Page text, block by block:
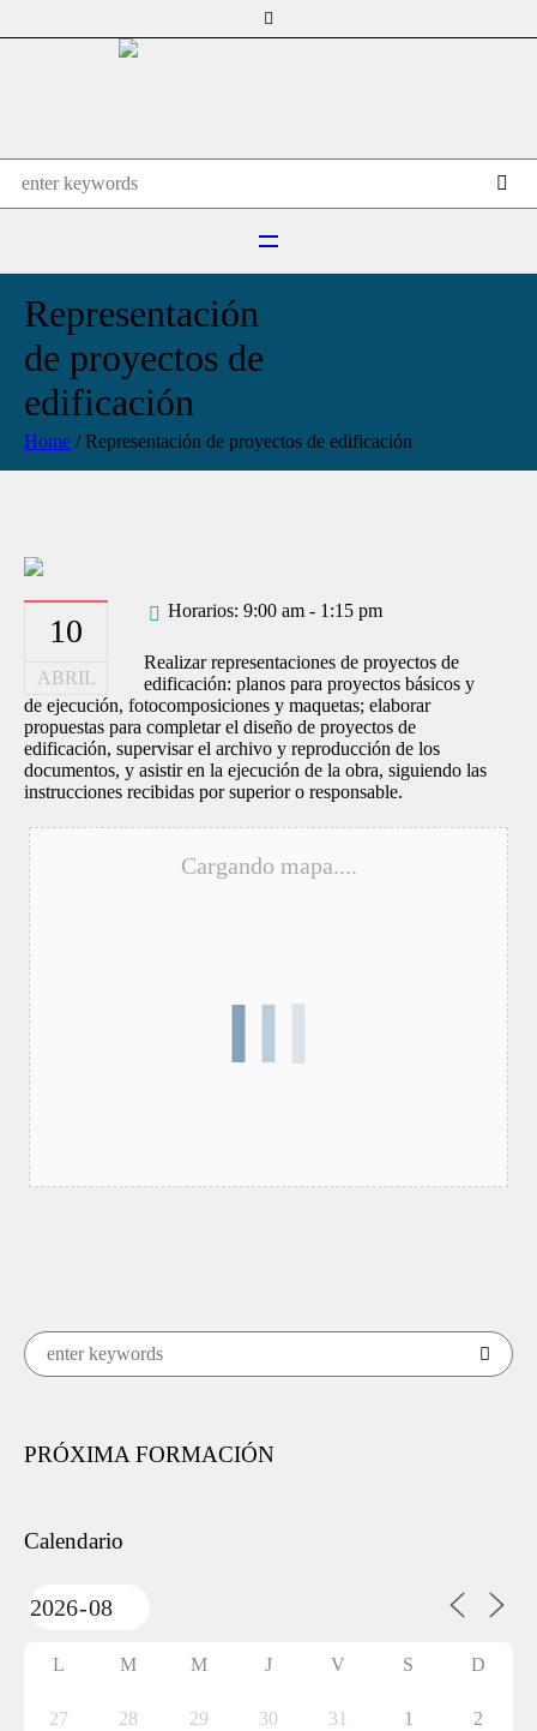
Representación
de proyectos de
edificación
Home /Representación de proyectos de edificación
10
ABRIL
Horarios: 9:00 am - 1:15 pm
Realizar representaciones de proyectos de
edificación: planos para proyectos básicos y
de ejecución, fotocomposiciones y maquetas; elaborar
propuestas para completar el diseño de proyectos de
edificación, supervisar el archivo y reproducción de los
documentos, y asistir en la ejecución de la obra, siguiendo las
instrucciones recibidas por superior o responsable.
Cargando mapa....
PRÓXIMA FORMACIÓN
Calendario
L M M J V S D
27 28 29 30 31 1 2